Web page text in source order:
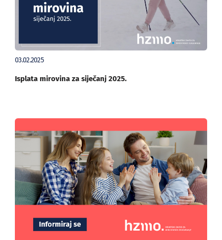
03.02.2025
Isplata mirovina za siječanj 2025.